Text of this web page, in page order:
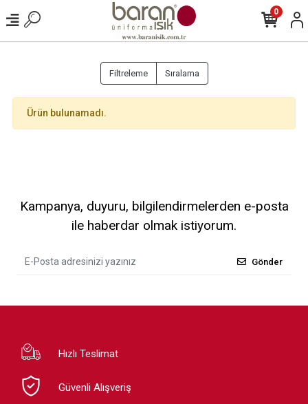
0
Filtreleme Sıralama
Ürün bulunamadı.
Kampanya, duyuru, bilgilendirmelerden e-posta
ile haberdar olmak istiyorum.
Gönder
Hızlı Teslimat
Güvenli Alışveriş